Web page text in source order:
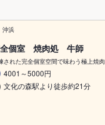
沖浜
個室 焼肉処 牛師
された完全個室空間で味わう極上焼肉
4001～5000円
文化の森駅より徒歩約21分